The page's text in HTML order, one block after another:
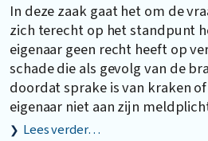
In deze zaak gaat het om de
zich terecht op het standpunt
eigenaar geen recht heeft op
schade die als gevolg van de
doordat sprake is van kraken
eigenaar niet aan zijn
Lees verder…